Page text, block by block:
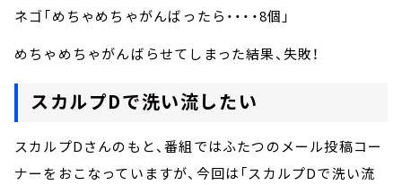
ネゴ「めちゃめちゃがんばったら・・・・8個」
めちゃめちゃがんばらせてしまった結果、失敗！
スカルプDで洗い流したい
スカルプDさんのもと、番組ではふたつのメール投稿コー
ナーをおこなっていますが、今回は「スカルプDで洗い流